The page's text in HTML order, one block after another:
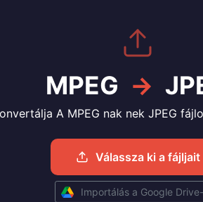
MPEG →
A MPEG nak nek JPEG
Válassza ki a fájljait
Importálás a Google